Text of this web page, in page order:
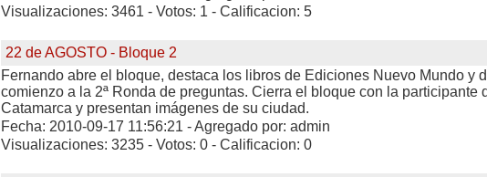
Visualizaciones: 3461 - Votos: 1 - Calificacion: 5
22 de AGOSTO - Bloque 2
Fernando abre el bloque, destaca los libros de Ediciones Nuevo Mundo y
comienzo a la 2ª Ronda de preguntas. Cierra el bloque con la participante
Catamarca y presentan imágenes de su ciudad.
Fecha: 2010-09-17 11:56:21 - Agregado por: admin
Visualizaciones: 3235 - Votos: 0 - Calificacion: 0